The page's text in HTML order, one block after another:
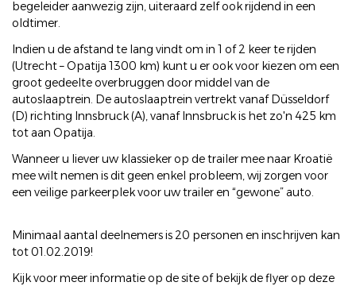
begeleider aanwezig zijn, uiteraard zelf ook rijdend in een
oldtimer.
Indien u de afstand te lang vindt om in 1 of 2 keer te rijden
(Utrecht – Opatija 1300 km) kunt u er ook voor kiezen om een
groot gedeelte overbruggen door middel van de
autoslaaptrein. De autoslaaptrein vertrekt vanaf Düsseldorf
(D) richting Innsbruck (A), vanaf Innsbruck is het zo'n 425 km
tot aan Opatija.
Wanneer u liever uw klassieker op de trailer mee naar Kroatië
mee wilt nemen is dit geen enkel probleem, wij zorgen voor
een veilige parkeerplek voor uw trailer en “gewone” auto.
Minimaal aantal deelnemers is 20 personen en inschrijven kan
tot 01.02.2019!
Kijk voor meer informatie op de site of bekijk de flyer op deze